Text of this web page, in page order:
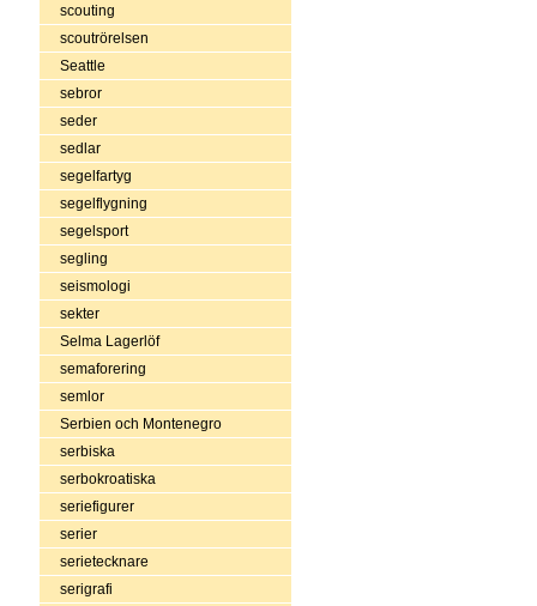
scouting
scoutrörelsen
Seattle
sebror
seder
sedlar
segelfartyg
segelflygning
segelsport
segling
seismologi
sekter
Selma Lagerlöf
semaforering
semlor
Serbien och Montenegro
serbiska
serbokroatiska
seriefigurer
serier
serietecknare
serigrafi